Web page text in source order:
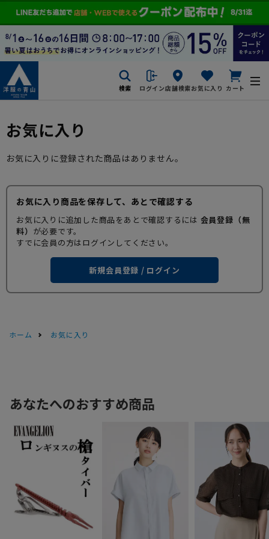
検索 ログイン店舗検索お気に入り カート
お気に入り
お気に入りに登録された商品はありません。
お気に入り商品を保存して、あとで確認する
お気に入りに追加した商品をあとで確認するには 会員登録（無
料） が必要です。
すでに会員の方はログインしてください。
新規会員登録 / ログイン
ホーム お気に入り